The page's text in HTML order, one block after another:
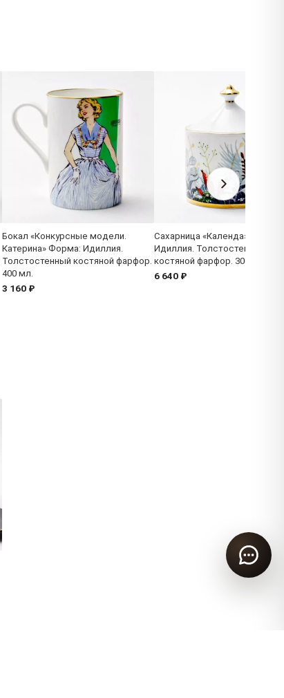
Бокал «Конкурсные модели.
Катерина» Форма: Идиллия.
Толстостенный костяной фарфор.
400 мл.
3 160 ₽
Сахарница «Календа» Форма:
Идиллия. Толстостенный
костяной фарфор. 300 мл.
6 640 ₽